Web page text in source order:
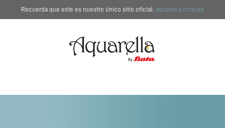
Recuerda que este es nuestro único sitio oficial: aquarella.com.bo